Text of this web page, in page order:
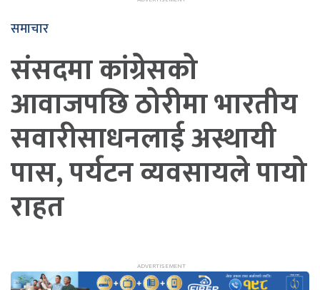
समाचार
संसदमा कांग्रेसको
आवाजपछि ठोरीमा भारतीय
सवारीसाधनलाई अस्थायी
पास, पर्यटन व्यवसायले पायो
राहत